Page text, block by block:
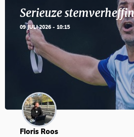
Serieuze
09 JULI 2026 - 10:15
Floris Roos